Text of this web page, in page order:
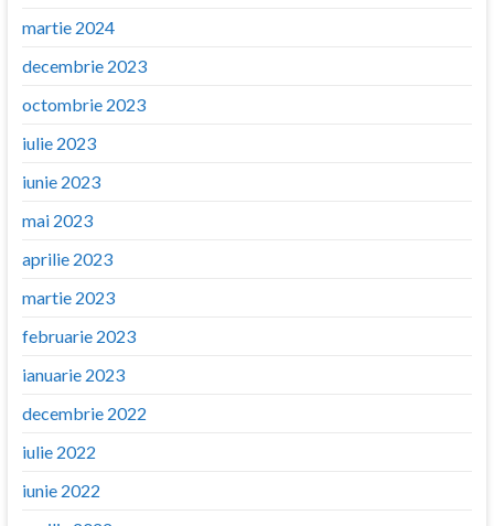
martie 2024
decembrie 2023
octombrie 2023
iulie 2023
iunie 2023
mai 2023
aprilie 2023
martie 2023
februarie 2023
ianuarie 2023
decembrie 2022
iulie 2022
iunie 2022